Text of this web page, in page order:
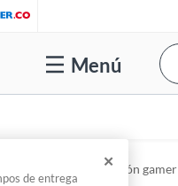
Menú
de entrega
✕
Gamer Computación gamer